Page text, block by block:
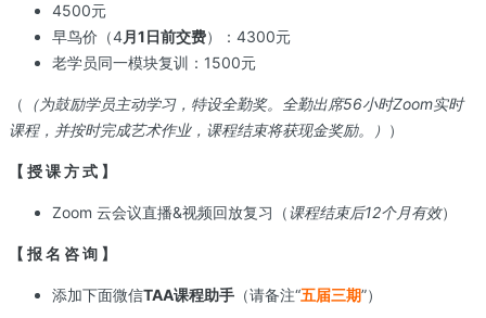
4500元
早鸟价（4月1日前交费）：4300元
老学员同一模块复训：1500元
（
（为鼓励学员主动学习，特设全勤奖。全勤出席56小时Zoom实时
课程，并按时完成艺术作业，课程结束将获现金奖励。） ）
【 授 课 方 式 】
Zoom 云会议直播&视频回放复习（课程结束后12个月有效）
【 报 名 咨 询 】
添加下面微信TAA课程助手 （请备注“五届三期”）